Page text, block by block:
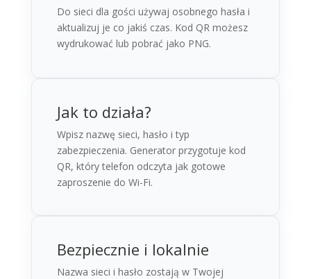
Do sieci dla gości używaj osobnego hasła i
aktualizuj je co jakiś czas. Kod QR możesz
wydrukować lub pobrać jako PNG.
Jak to działa?
Wpisz nazwę sieci, hasło i typ
zabezpieczenia. Generator przygotuje kod
QR, który telefon odczyta jak gotowe
zaproszenie do Wi-Fi.
Bezpiecznie i lokalnie
Nazwa sieci i hasło zostają w Twojej